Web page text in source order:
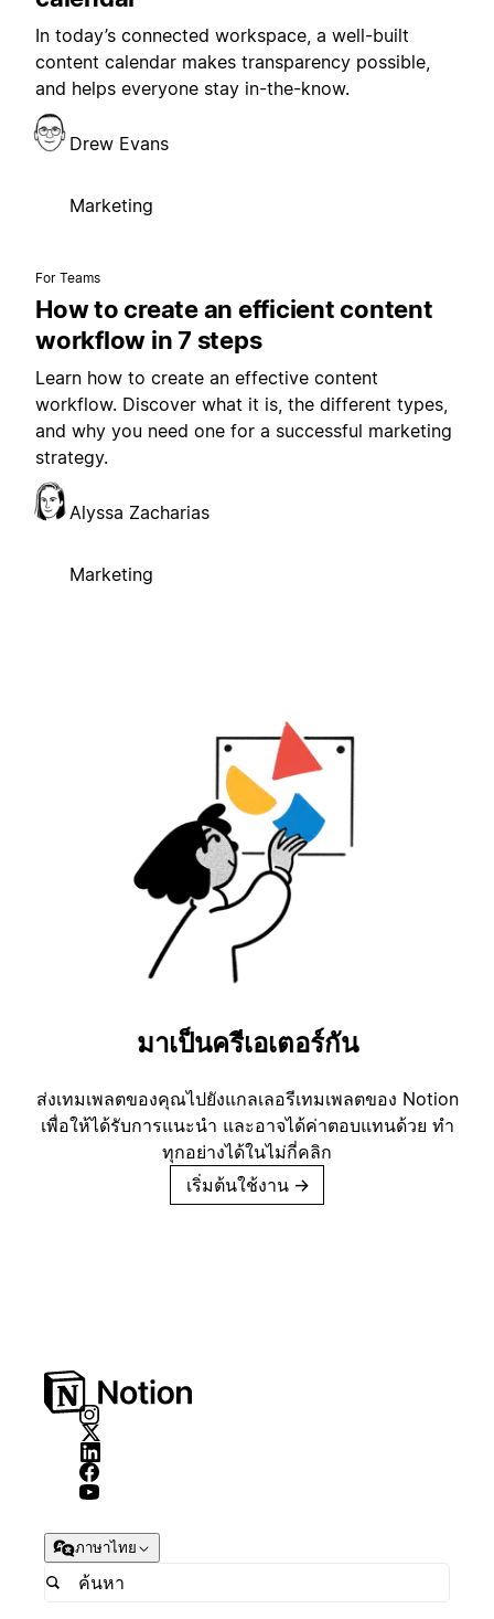
In today’s connected workspace, a well-built
content calendar makes transparency possible,
and helps everyone stay in-the-know.
Drew Evans
Marketing
For Teams
How to create an efficient content
workflow in 7 steps
Learn how to create an effective content
workflow. Discover what it is, the different types,
and why you need one for a successful marketing
strategy.
Alyssa Zacharias
Marketing
มาเป็นครีเอเตอร์กัน
ส่งเทมเพลตของคุณไปยังแกลเลอรีเทมเพลตของ Notion
เพื่อให้ได้รับการแนะนำ และอาจได้ค่าตอบแทนด้วย ทำ
ทุกอย่างได้ในไม่กี่คลิก
เริ่มต้นใช้งาน →
ภาษาไทย